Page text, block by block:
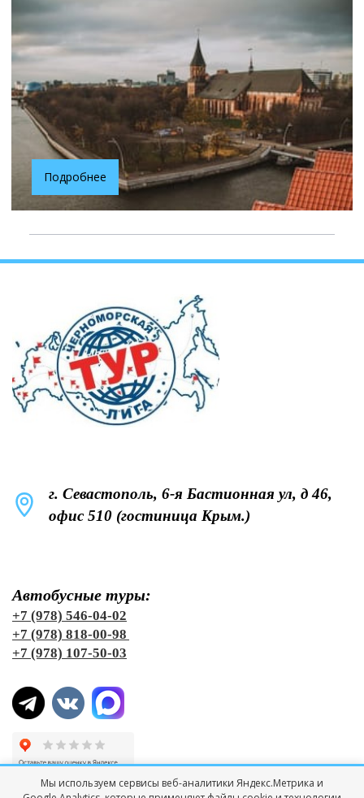
Подробнее
г. Севастополь, 6-я Бастионная ул, д 46,
офис 510 (гостиница Крым.)
Автобусные туры:
+7 (978) 546-04-02
+7 (978) 818-00-98
+7 (978) 107-50-03
Мы используем сервисы веб-аналитики Яндекс.Метрика и